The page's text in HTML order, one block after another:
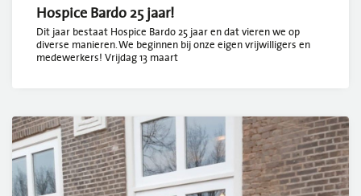
Hospice Bardo 25 jaar!
Dit jaar bestaat Hospice Bardo 25 jaar en dat vieren we op
diverse manieren. We beginnen bij onze eigen vrijwilligers en
medewerkers! Vrijdag 13 maart